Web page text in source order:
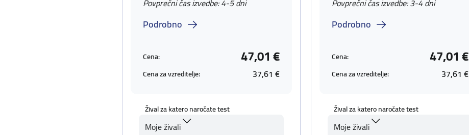
Povprečni čas izvedbe: 4-5 dni
Podrobno
Cena: 47,01 €
Cena za vzreditelje: 37,61 €
Žival za katero naročate test
Moje živali
Povprečni čas izvedbe: 3-4 dni
Podrobno
Cena: 47,01 €
Cena za vzreditelje: 37,61 €
Žival za katero naročate test
Moje živali